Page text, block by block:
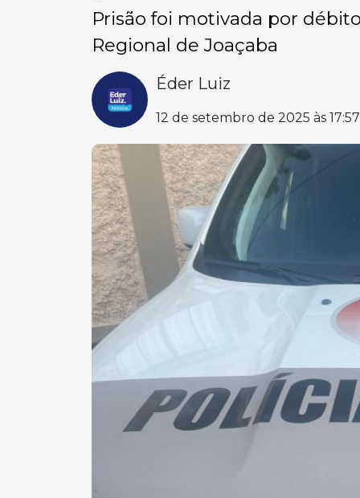
Prisão foi motivada por
Regional de Joaçaba
Éder Luiz
12 de setembro de 2025 às 17:57